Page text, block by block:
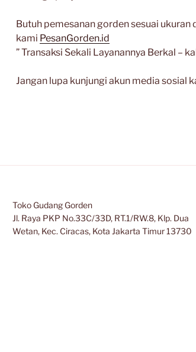
Butuh pemesanan gorden sesuai ukuran
kami PesanGorden.id
” Transaksi Sekali Layanannya Berkal –
Jangan lupa kunjungi akun media sosial
Toko Gudang Gorden
Jl. Raya PKP No.33C/33D, RT.1/RW.8, Klp. Dua
Wetan, Kec. Ciracas, Kota Jakarta Timur 13730